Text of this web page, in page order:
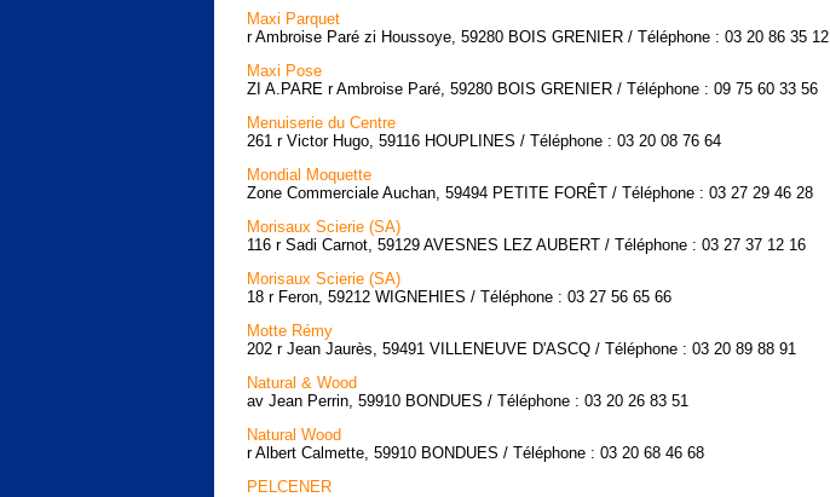
Maxi Parquet
r Ambroise Paré zi Houssoye, 59280 BOIS GRENIER / Téléphone : 03 20 86 35 12
Maxi Pose
ZI A.PARE r Ambroise Paré, 59280 BOIS GRENIER / Téléphone : 09 75 60 33 56
Menuiserie du Centre
261 r Victor Hugo, 59116 HOUPLINES / Téléphone : 03 20 08 76 64
Mondial Moquette
Zone Commerciale Auchan, 59494 PETITE FORÊT / Téléphone : 03 27 29 46 28
Morisaux Scierie (SA)
116 r Sadi Carnot, 59129 AVESNES LEZ AUBERT / Téléphone : 03 27 37 12 16
Morisaux Scierie (SA)
18 r Feron, 59212 WIGNEHIES / Téléphone : 03 27 56 65 66
Motte Rémy
202 r Jean Jaurès, 59491 VILLENEUVE D'ASCQ / Téléphone : 03 20 89 88 91
Natural & Wood
av Jean Perrin, 59910 BONDUES / Téléphone : 03 20 26 83 51
Natural Wood
r Albert Calmette, 59910 BONDUES / Téléphone : 03 20 68 46 68
PELCENER